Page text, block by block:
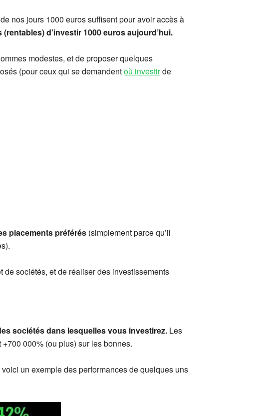
nos jours 1000 euros suffisent pour avoir accès à
(rentables) d’investir 1000 euros aujourd’hui.
modestes, et de proposer quelques
(pour ceux qui se demandentoù investirde
placements préférés (simplement parce qu’il
de sociétés, et de réaliser des investissements
sociétés dans lesquelles vous investirez. Les
000% (ou plus) sur les bonnes.
un exemple des performances de quelques uns